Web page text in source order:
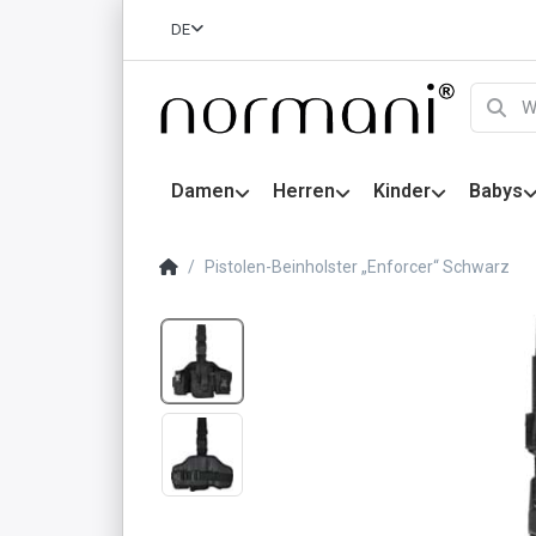
DE
Damen Herren Kinder Babys
Pistolen-Beinholster „Enforcer“ Schwarz